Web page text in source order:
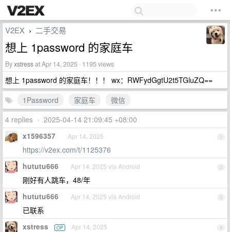
V2EX › 二手交易
想上 1password 的家庭车
Byxstressat Apr 14, 2025 · 1195 views
想上 1password 的家庭车！！！ wx：RWFydGgtU2t5TGluZQ==
1Password
家庭车
微信
4 replies • 2025-04-14 21:09:45 +08:00
1
x1596357 Apr 14, 2025
https://v2ex.com/t/1125376
2
hututu666 Apr 14, 2025 via Android
刚好有人跳车，48/年
3
hututu666 Apr 14, 2025 via Android
已联系
4
xstress OP Apr 14, 2025